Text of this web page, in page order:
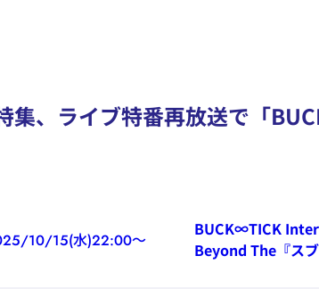
集、ライブ特番再放送で「
10/15(水)22:00～
BUCK∞TICK
Beyond The『スブ